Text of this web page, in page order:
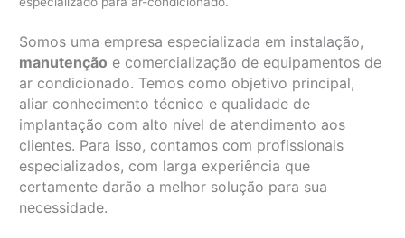
Somos uma empresa especializada em instalação,
manutenção e comercialização de equipamentos de
ar condicionado. Temos como objetivo principal,
aliar conhecimento técnico e qualidade de
implantação com alto nível de atendimento aos
clientes. Para isso, contamos com profissionais
especializados, com larga experiência que
certamente darão a melhor solução para sua
necessidade.